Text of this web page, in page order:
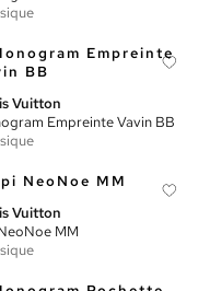
Vuitton
Empreinte Vavin BB
Vuitton
MM